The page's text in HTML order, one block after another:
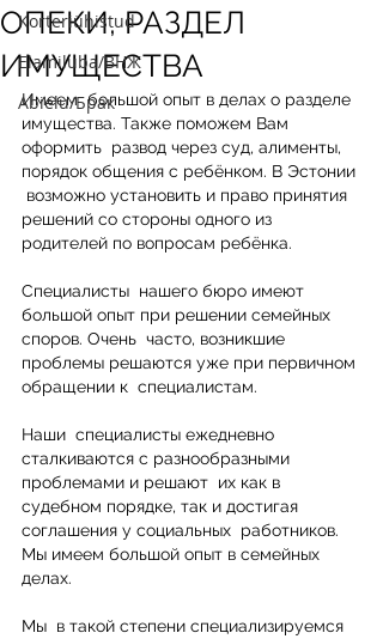
Korteriühistud
Elamiluba/ВНЖ
Abielu/Брак
ОПЕКИ, РАЗДЕЛ
ИМУЩЕСТВА
Имеем  большой опыт в делах о разделе
имущества. Также поможем Вам
оформить  развод через суд, алименты,
порядок общения с ребёнком. В Эстонии
возможно установить и право принятия
решений со стороны одного из
родителей по вопросам ребёнка.
Специалисты  нашего бюро имеют
большой опыт при решении семейных
споров. Очень  часто, возникшие
проблемы решаются уже при первичном
обращении к  специалистам.
Наши  специалисты ежедневно
сталкиваются с разнообразными
проблемами и решают  их как в
судебном порядке, так и достигая
соглашения у социальных  работников.
Мы имеем большой опыт в семейных
делах.
Мы  в такой степени специализируемся